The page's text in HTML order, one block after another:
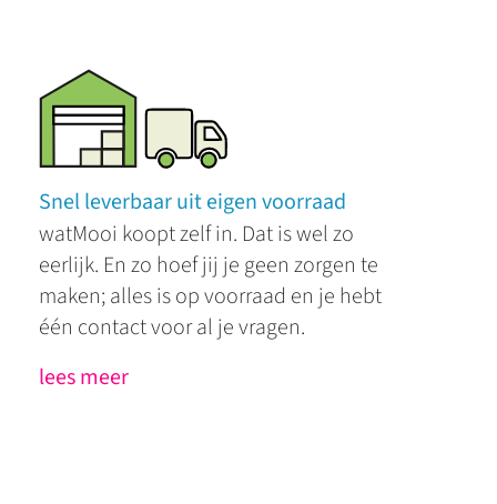
Snel leverbaar uit eigen voorraad
watMooi koopt zelf in. Dat is wel zo
eerlijk. En zo hoef jij je geen zorgen te
maken; alles is op voorraad en je hebt
één contact voor al je vragen.
lees meer